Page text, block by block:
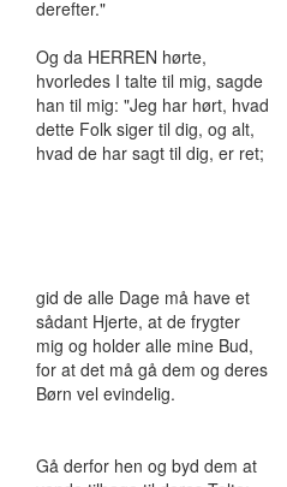
derefter."
Og da HERREN hørte,
hvorledes I talte til mig, sagde
han til mig: "Jeg har hørt, hvad
dette Folk siger til dig, og alt,
hvad de har sagt til dig, er ret;
gid de alle Dage må have et
sådant Hjerte, at de frygter
mig og holder alle mine Bud,
for at det må gå dem og deres
Børn vel evindelig.
Gå derfor hen og byd dem at